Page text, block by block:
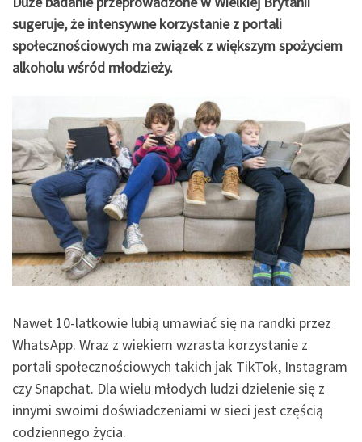
sugeruje, że intensywne korzystanie z portali
społecznościowych ma związek z większym spożyciem
alkoholu wśród młodzieży.
Nawet 10-latkowie lubią umawiać się na randki przez
WhatsApp. Wraz z wiekiem wzrasta korzystanie z
portali społecznościowych takich jak TikTok, Instagram
czy Snapchat. Dla wielu młodych ludzi dzielenie się z
innymi swoimi doświadczeniami w sieci jest częścią
codziennego życia.